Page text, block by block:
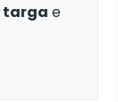
targa e